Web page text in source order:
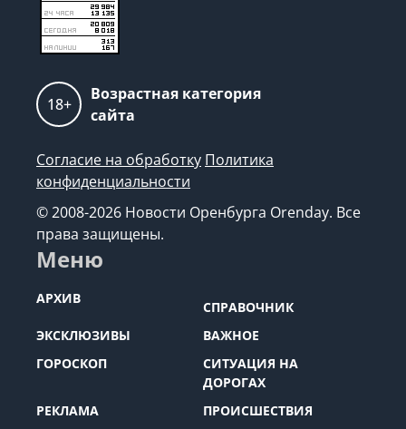
18+
Возрастная категория
сайта
Согласие на обработку Политика
конфиденциальности
© 2008-2026 Новости Оренбурга Orenday. Все
права защищены.
Меню
АРХИВ
СПРАВОЧНИК
ЭКСКЛЮЗИВЫ
ВАЖНОЕ
ГОРОСКОП
СИТУАЦИЯ НА
ДОРОГАХ
РЕКЛАМА
ПРОИСШЕСТВИЯ